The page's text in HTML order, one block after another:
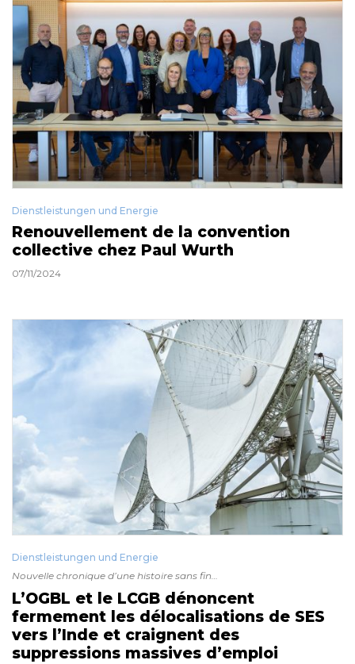
Dienstleistungen und Energie
Renouvellement de la convention
collective chez Paul Wurth
07/11/2024
Dienstleistungen und Energie
Nouvelle chronique d’une histoire sans fin…
L’OGBL et le LCGB dénoncent
fermement les délocalisations de SES
vers l’Inde et craignent des
suppressions massives d’emploi